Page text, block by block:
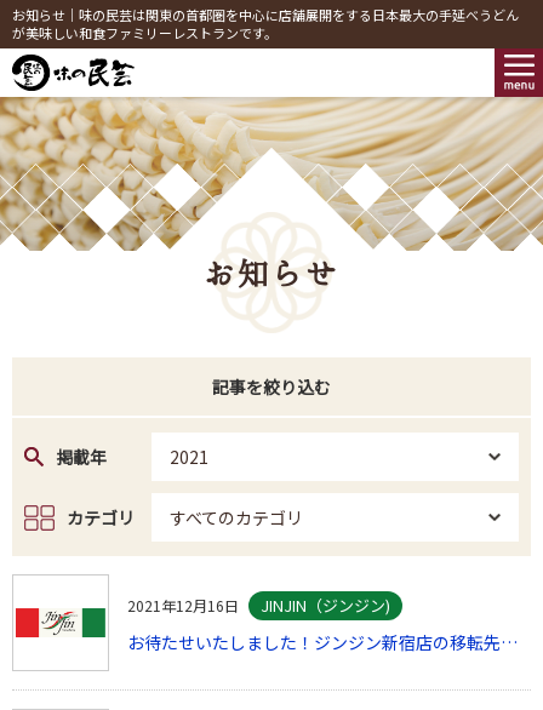
お知らせ｜味の民芸は関東の首都圏を中心に店舗展開をする日本最大の手延べうどん
が美味しい和食ファミリーレストランです。
お知らせ
記事を絞り込む
掲載年 2021
カテゴリ すべてのカテゴリ
2021年12月16日 JINJIN（ジンジン)
お待たせいたしました！ジンジン新宿店の移転先が見つかりました。